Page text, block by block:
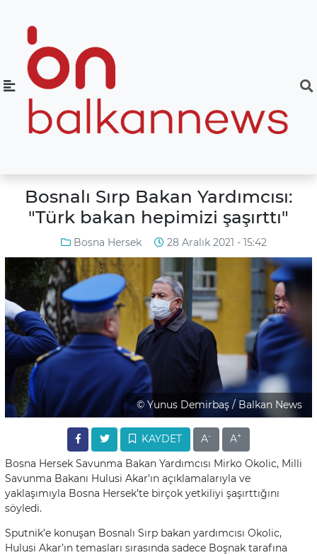
Bosnalı Sırp Bakan Yardımcısı:
"Türk bakan hepimizi şaşırttı"
Bosna Hersek 28 Aralık 2021 - 15:42
© Yunus Demirbaş / Balkan News
KAYDET A- A+
Bosna Hersek Savunma Bakan Yardımcısı Mirko Okolic, Milli
Savunma Bakanı Hulusi Akar’ın açıklamalarıyla ve
yaklaşımıyla Bosna Hersek’te birçok yetkiliyi şaşırttığını
söyledi.
Sputnik’e konuşan Bosnalı Sırp bakan yardımcısı Okolic,
Hulusi Akar’ın temasları sırasında sadece Boşnak tarafına